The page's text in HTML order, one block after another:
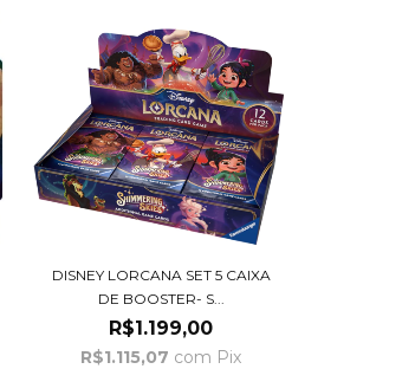
DISNEY LORCANA SET 5 CAIXA
DE BOOSTER- S...
R$1.199,00
R$1.115,07 com Pix